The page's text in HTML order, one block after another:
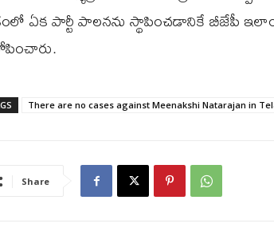
ఏక పార్టీ పాలనను స్థాపించడానికే బీజేపీ
There are no cases against Meenakshi Natarajan in
Share